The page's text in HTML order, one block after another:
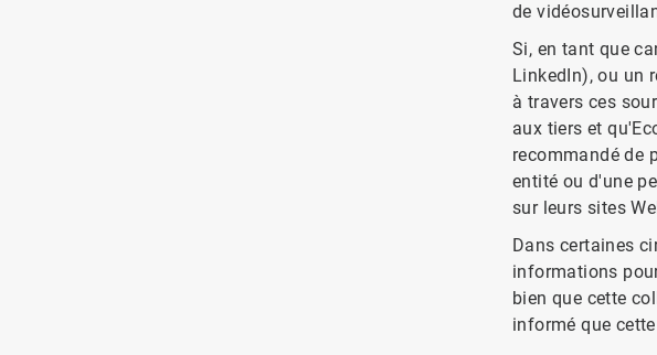
de
Si, en tant que
LinkedIn), ou un
à travers ces
aux tiers et
recommandé de
entité ou d'une
sur leurs sites
Dans certaines
informations
bien que cette
informé que